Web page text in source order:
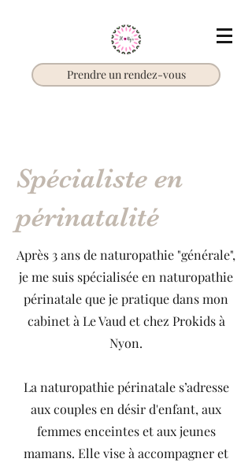
Prendre un rendez-vous
Spécialiste en
périnatalité
Après 3 ans de naturopathie "générale",
je me suis spécialisée en naturopathie
périnatale que je pratique dans mon
cabinet à Le Vaud et chez Prokids à
Nyon.
La naturopathie périnatale s’adresse
aux couples en désir d'enfant, aux
femmes enceintes et aux jeunes
mamans. Elle vise à accompagner et